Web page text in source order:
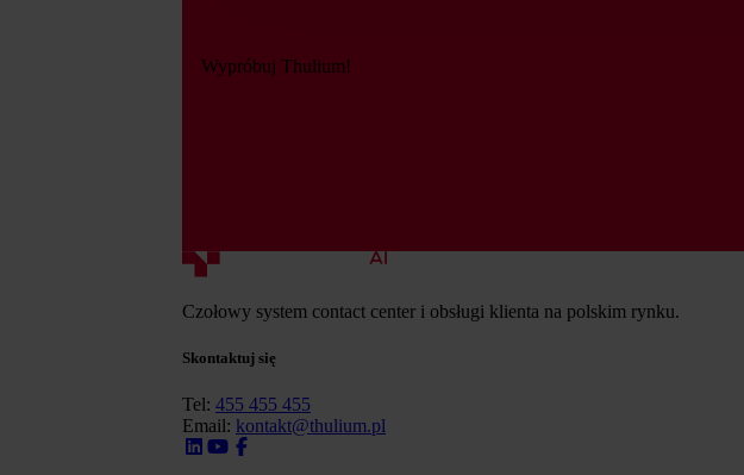
Wypróbuj Thulium!
Czołowy system contact center i obsługi klienta na polskim rynku.
Skontaktuj się
Tel: 455 455 455
Email: kontakt@thulium.pl